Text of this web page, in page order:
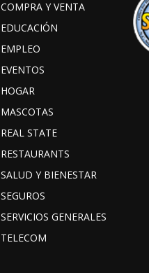
COMPRA Y VENTA
EDUCACIÓN
EMPLEO
EVENTOS
HOGAR
MASCOTAS
REAL STATE
RESTAURANTS
SALUD Y BIENESTAR
SEGUROS
SERVICIOS GENERALES
TELECOM